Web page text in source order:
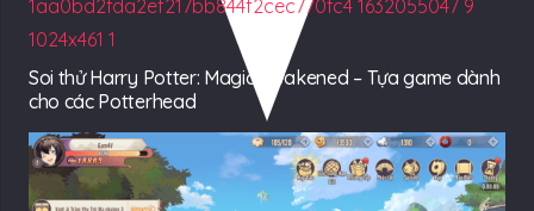
Soi thử Harry Potter: Magic Awakened – Tựa game dành
cho các Potterhead